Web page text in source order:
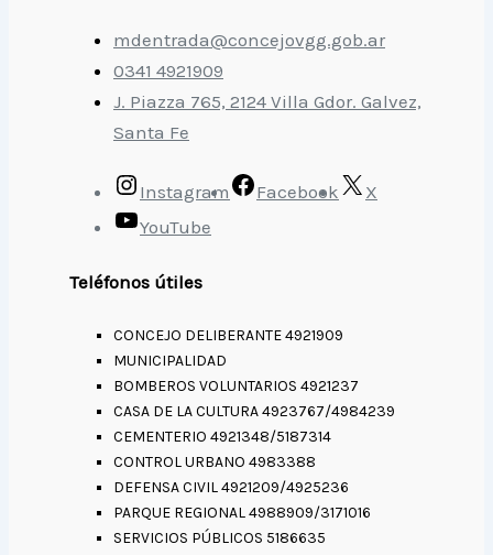
mdentrada@concejovgg.gob.ar
0341 4921909
J. Piazza 765, 2124 Villa Gdor. Galvez,
Santa Fe
Instagram Facebook
X
YouTube
Teléfonos útiles
CONCEJO DELIBERANTE 4921909
MUNICIPALIDAD
BOMBEROS VOLUNTARIOS 4921237
CASA DE LA CULTURA 4923767/4984239
CEMENTERIO 4921348/5187314
CONTROL URBANO 4983388
DEFENSA CIVIL 4921209/4925236
PARQUE REGIONAL 4988909/3171016
SERVICIOS PÚBLICOS 5186635